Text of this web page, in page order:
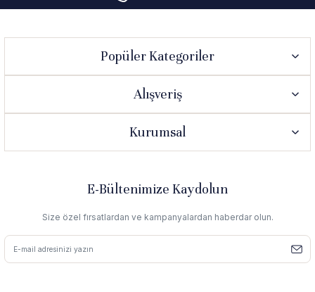
Popüler Kategoriler
Alışveriş
Kurumsal
E-Bültenimize Kaydolun
Size özel fırsatlardan ve kampanyalardan haberdar olun.